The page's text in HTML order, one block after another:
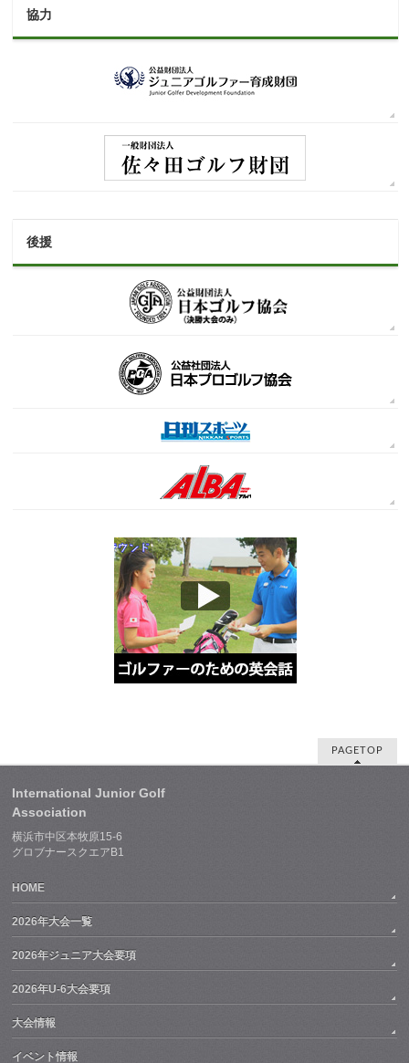
協力
後援
PAGETOP
International Junior Golf
Association
横浜市中区本牧原15-6
グロブナースクエアB1
HOME
2026年大会一覧
2026年ジュニア大会要項
2026年U-6大会要項
大会情報
イベント情報